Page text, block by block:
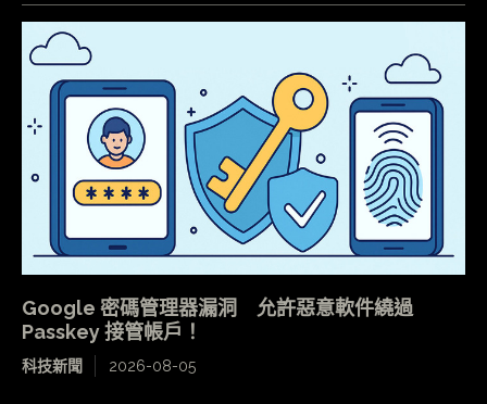
Google 密碼管理器漏洞 允許惡意軟件繞過
Passkey 接管帳戶！
科技新聞 2026-08-05